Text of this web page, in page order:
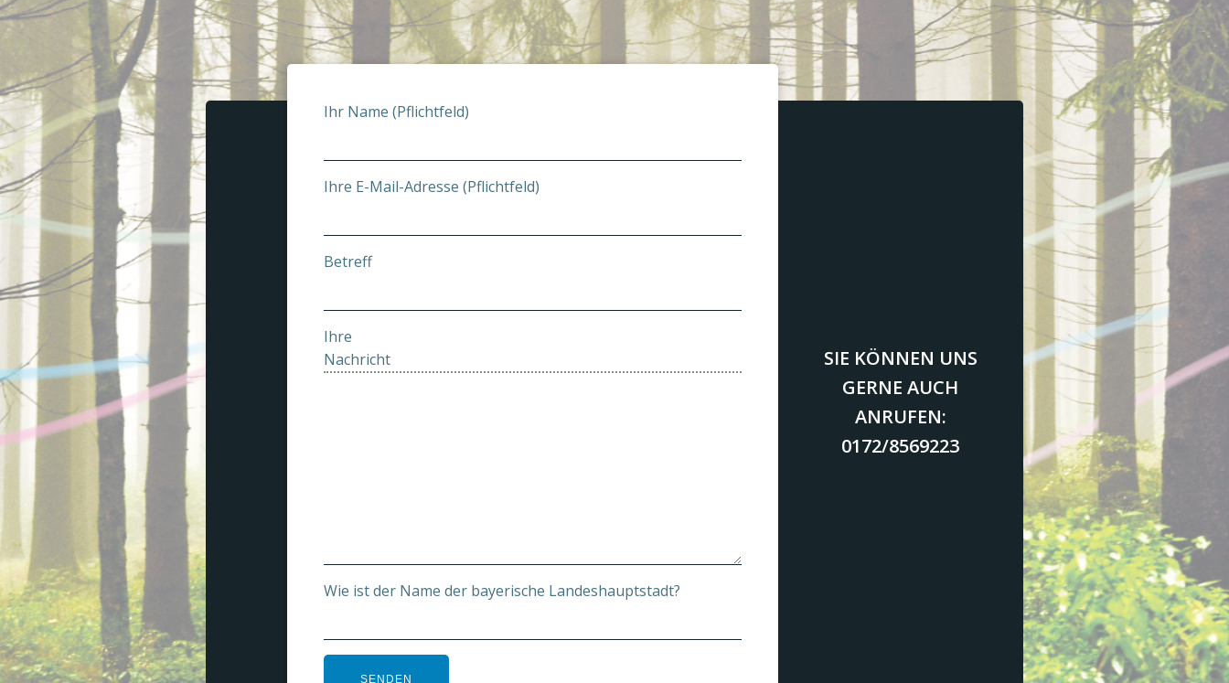
Ihr Name (Pflichtfeld)
Ihre E-Mail-Adresse (Pflichtfeld)
Betreff
Ihre
Nachricht
Wie ist der Name der bayerische Landeshauptstadt?
SIE KÖNNEN UNS
GERNE AUCH
ANRUFEN:
0172/8569223